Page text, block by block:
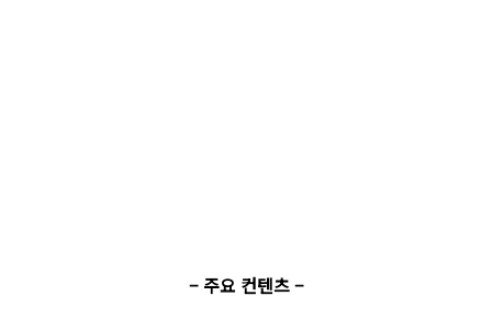
– 주요 컨텐츠 –